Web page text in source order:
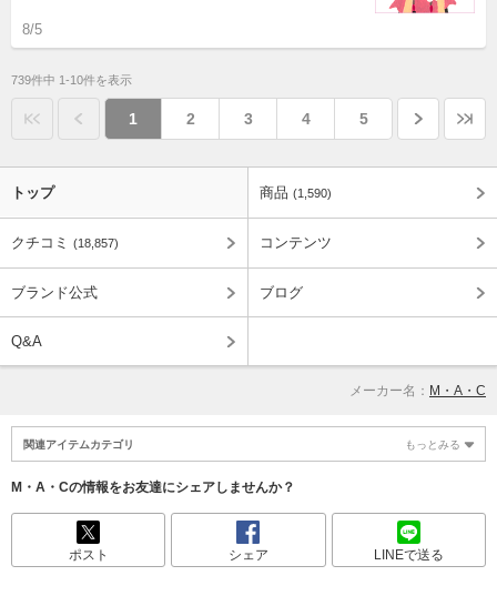
8/5
739件中 1-10件を表示
1 2 3 4 5
トップ 商品 (1,590)
クチコミ (18,857) コンテンツ
ブランド公式 ブログ
Q&A
メーカー名： M・A・C
関連アイテムカテゴリ もっとみる
M・A・Cの情報をお友達にシェアしませんか？
ポスト シェア LINEで送る